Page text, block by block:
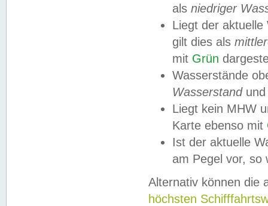
als niedriger
Liegt der
gilt dies als
mit Grün
Wasserstände
Wasserstandund
Liegt kein MHW
Karte ebenso mit
Ist der aktuelle
am Pegel vor,
Alternativ können die
höchsten